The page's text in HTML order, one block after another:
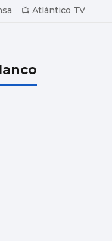
📺 Atlántico TV